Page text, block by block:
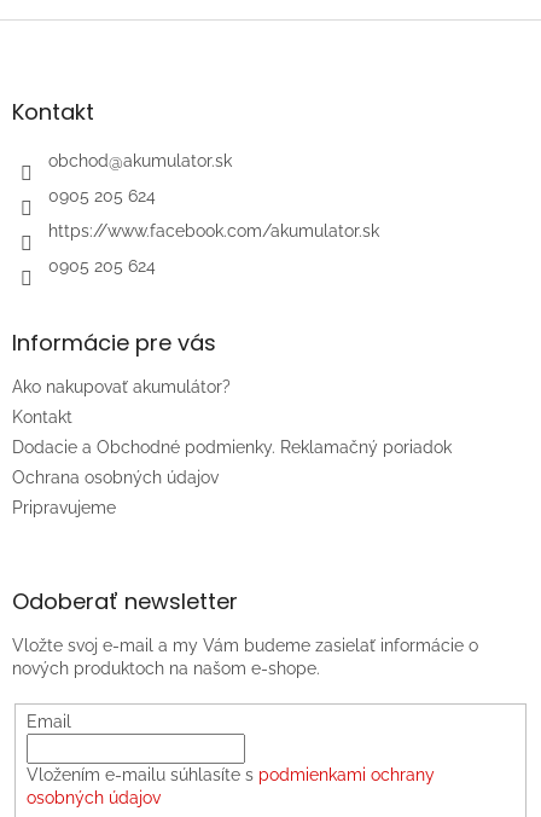
Z
äKontakt
obchod@akumulator.sk
0905 205 624
https://www.facebook.com/akumulator.sk
0905 205 624
Informácie pre vás
Ako nakupovať akumulátor?
Kontakt
Dodacie a Obchodné podmienky. Reklamačný poriadok
Ochrana osobných údajov
Pripravujeme
Odoberať newsletter
Vložte svoj e-mail a my Vám budeme zasielať informácie o
nových produktoch na našom e-shope.
Email
Vložením e-mailu súhlasíte s podmienkami ochrany
osobných údajov